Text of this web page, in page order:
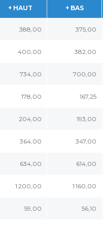
+ HAUT + BAS
388,00 375,00
400,00 382,00
734,00 700,00
178,00 167,25
204,00 193,00
364,00 347,00
634,00 614,00
1 200,00 1 160,00
59,00 56,10